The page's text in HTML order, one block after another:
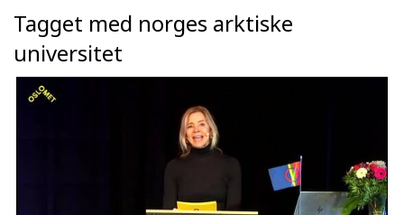
Tagget med norges arktiske
universitet